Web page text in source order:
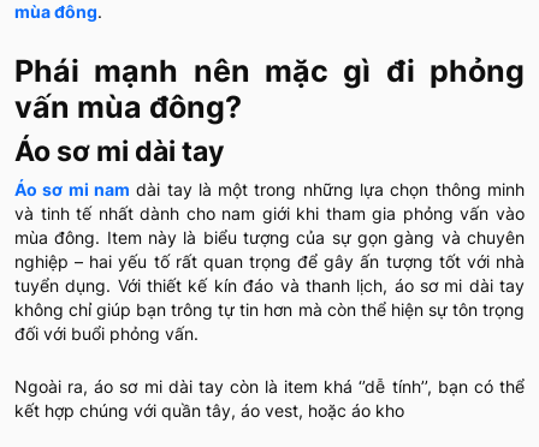
mùa đông.
Phái mạnh nên mặc gì đi phỏng
vấn mùa đông?
Áo sơ mi dài tay
Áo sơ mi nam dài tay là một trong những lựa chọn thông minh
và tinh tế nhất dành cho nam giới khi tham gia phỏng vấn vào
mùa đông. Item này là biểu tượng của sự gọn gàng và chuyên
nghiệp – hai yếu tố rất quan trọng để gây ấn tượng tốt với nhà
tuyển dụng. Với thiết kế kín đáo và thanh lịch, áo sơ mi dài tay
không chỉ giúp bạn trông tự tin hơn mà còn thể hiện sự tôn trọng
đối với buổi phỏng vấn.
Ngoài ra, áo sơ mi dài tay còn là item khá ‘’dễ tính’’, bạn có thể
kết hợp chúng với quần tây, áo vest, hoặc áo kho